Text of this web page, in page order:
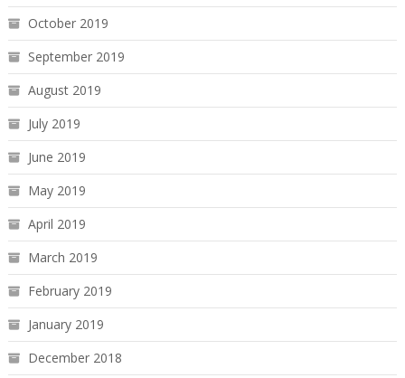
October 2019
September 2019
August 2019
July 2019
June 2019
May 2019
April 2019
March 2019
February 2019
January 2019
December 2018